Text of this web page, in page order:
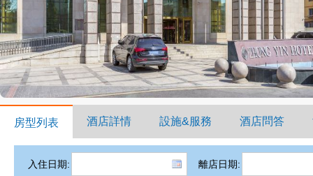
房型列表 酒店詳情 設施&服務 酒店問答
入住日期: 離店日期: